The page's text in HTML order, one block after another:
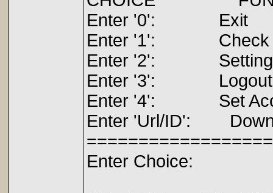
Enter
Enter '1':
Enter '2':
Enter '3':
Enter '4': Set
Enter 'Url/ID':
Enter Choice: